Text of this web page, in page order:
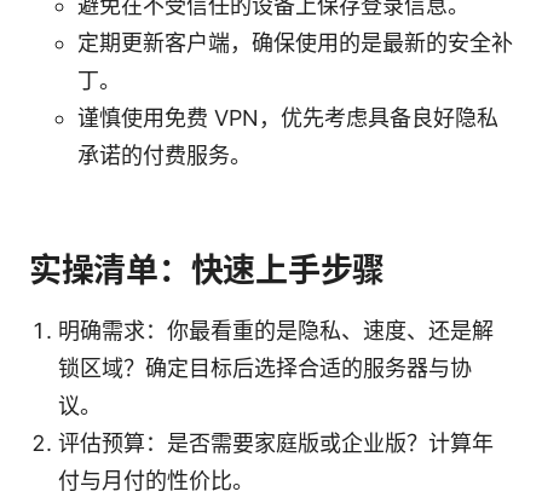
定期更新客户端，确保使用的是最新的安全补
丁。
谨慎使用免费 VPN，优先考虑具备良好隐私
承诺的付费服务。
实操清单：快速上手步骤
明确需求：你最看重的是隐私、速度、还是解
锁区域？确定目标后选择合适的服务器与协
议。
评估预算：是否需要家庭版或企业版？计算年
付与月付的性价比。